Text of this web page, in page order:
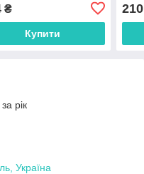
₴
Купити
210
рік
Україна